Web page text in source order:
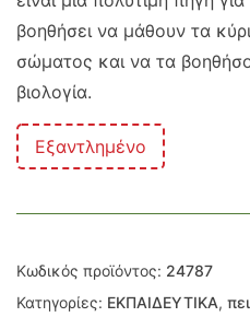
βοηθήσει να μάθουν τα
σώματος και να τα
βιολογία.
Εξαντλημένο
Κωδικός προϊόντος: 24787
Κατηγορίες: ΕΚΠΑΙΔΕΥΤΙΚΑ,